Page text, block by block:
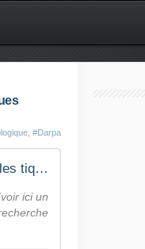
#Darpa
Le Pentagone s'intéresse aux "insectes alliés" malgré les rumeurs sur les tiques contaminés de Plum Island
ici un